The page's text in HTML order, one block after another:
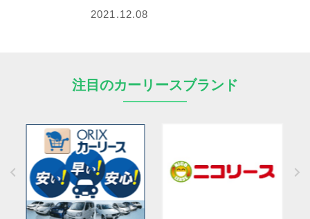
2021.12.08
注目のカーリースブランド